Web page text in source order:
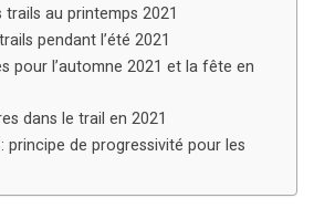
au printemps 2021
pendant l’été 2021
pour l’automne 2021 et la fête en
dans le trail en 2021
principe de progressivité pour les